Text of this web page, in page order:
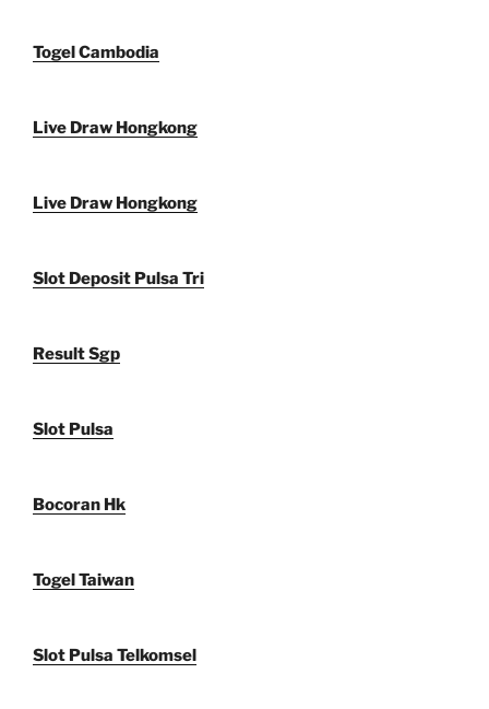
Togel Cambodia
Live Draw Hongkong
Live Draw Hongkong
Slot Deposit Pulsa Tri
Result Sgp
Slot Pulsa
Bocoran Hk
Togel Taiwan
Slot Pulsa Telkomsel